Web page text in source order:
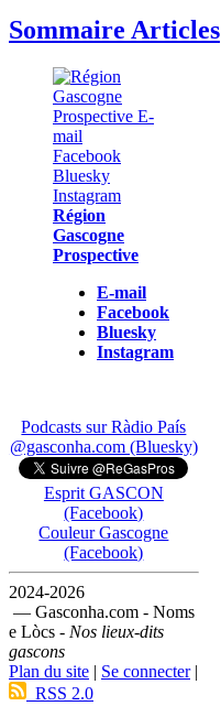
Sommaire Articles
Région
Gascogne
Prospective
E-mail
Facebook
Bluesky
Instagram
Podcasts sur Ràdio País
@gasconha.com (Bluesky)
Esprit GASCON
(Facebook)
Couleur Gascogne
(Facebook)
2024-2026
— Gasconha.com - Noms
e Lòcs - Nos lieux-dits
gascons
Plan du site | Se connecter|
RSS 2.0